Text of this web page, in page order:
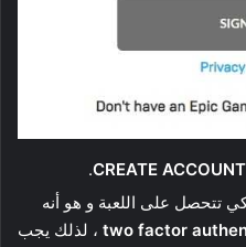
CREATE ACCOUNT
.
تتحصل على اللعبة و هو أنه
two factor ، لذلك يجب